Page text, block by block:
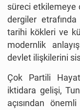
süreci etkilemeye
dergiler etrafında
tarihi kökleri ve
modernlik
devlet ilişkilerini
Çok Partili
iktidara gelişi,
açısından